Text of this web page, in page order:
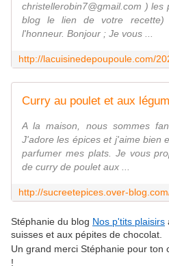
christellerobin7@gmail.com ) les
blog le lien de votre
l'honneur. Bonjour ; Je vous ...
A la maison, nous sommes
J'adore les épices et j'aime bien
parfumer mes plats. Je vous
de curry de poulet aux ...
Stéphanie du blog Nos p'tits plaisirs
suisses et aux pépites de chocolat.
Un grand merci Stéphanie pour ton
!